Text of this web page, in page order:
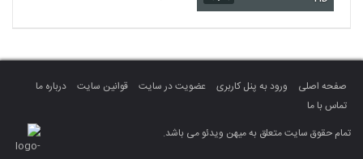
صفحه اصلی ورود به پنل کاربری عضویت در سایت قوانین سایت
درباره ما
تماس با ما
تمام حقوق سایت متعلق به میهن ویدئو می باشد.